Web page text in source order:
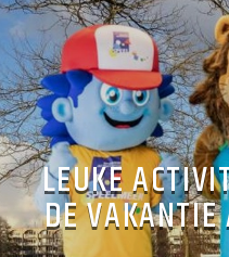
LEUKE
DE VAKANTIE